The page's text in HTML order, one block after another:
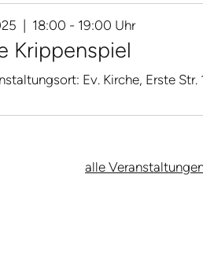
| 18:00 - 19:00 Uhr
Krippenspiel
Ev. Kirche, Erste Str.
alle